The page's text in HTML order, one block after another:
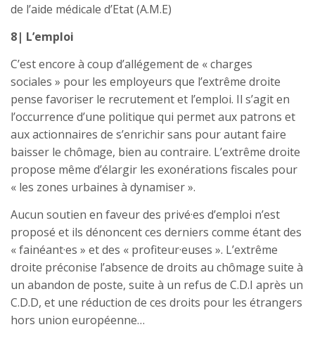
de l’aide médicale d’Etat (A.M.E)
8| L’emploi
C’est encore à coup d’allégement de « charges
sociales » pour les employeurs que l’extrême droite
pense favoriser le recrutement et l’emploi. Il s’agit en
l’occurrence d’une politique qui permet aux patrons et
aux actionnaires de s’enrichir sans pour autant faire
baisser le chômage, bien au contraire. L’extrême droite
propose même d’élargir les exonérations fiscales pour
« les zones urbaines à dynamiser ».
Aucun soutien en faveur des privé·es d’emploi n’est
proposé et ils dénoncent ces derniers comme étant des
« fainéant·es » et des « profiteur·euses ». L’extrême
droite préconise l’absence de droits au chômage suite à
un abandon de poste, suite à un refus de C.D.I après un
C.D.D, et une réduction de ces droits pour les étrangers
hors union européenne…